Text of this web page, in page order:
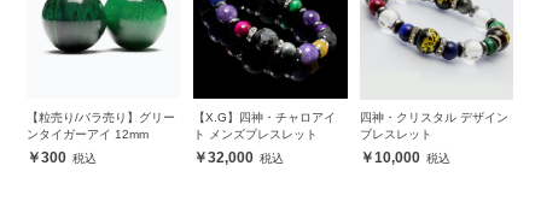
【粒売り/バラ売り】グリー
ンタイガーアイ 12mm
300
【X.G】四神・チャロアイ
ト メンズブレスレット
32,000
四神・クリスタル デザイン
ブレスレット
10,000